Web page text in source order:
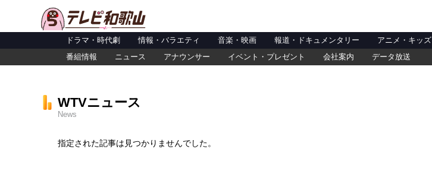
ドラマ・時代劇 情報・バラエティ 音楽・映画 報道・ドキュメンタリー アニメ・キッズ
番組情報
ニュース アナウンサー イベント・プレゼント 会社案内 データ放送
WTVニュース
News
指定された記事は見つかりませんでした。